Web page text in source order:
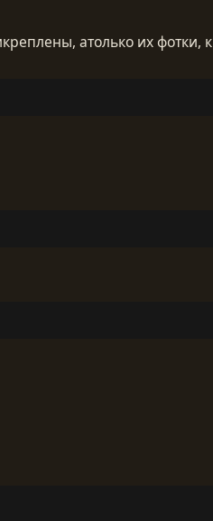
атолько их фотки, к